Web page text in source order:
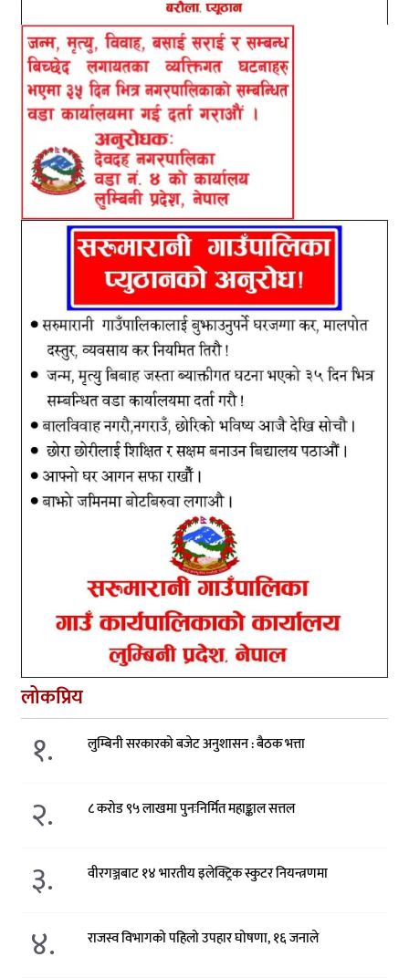
लोकप्रिय
१. लुम्बिनी सरकारको बजेट अनुशासन : बैठक भत्ता
२. ८ करोड ९५ लाखमा पुनःनिर्मित महाङ्काल सत्तल
३. वीरगञ्जबाट १४ भारतीय इलेक्ट्रिक स्कुटर नियन्त्रणमा
४. राजस्व विभागको पहिलो उपहार घोषणा, १६ जनाले